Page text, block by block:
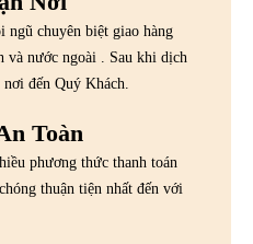
ngũ chuyên biệt giao hàng
và nước ngoài . Sau khi dịch
đến Quý Khách.
Toàn
phương thức thanh toán
thuận tiện nhất đến với